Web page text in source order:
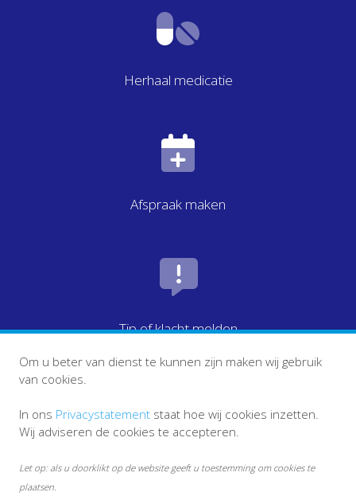
Herhaal medicatie
Afspraak maken
Tip of klacht melden
Om u beter van dienst te kunnen zijn maken wij gebruik
van cookies.
In ons Privacystatement staat hoe wij cookies inzetten.
Wij adviseren de cookies te accepteren.
Let op: als u doorklikt op de website geeft u toestemming om cookies te
plaatsen.